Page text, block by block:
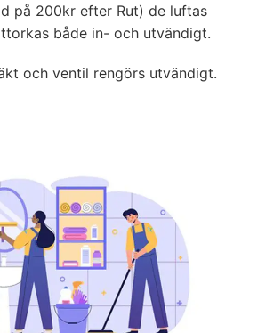
på 200kr efter Rut) de luftas
både in- och utvändigt.
och ventil rengörs utvändigt.